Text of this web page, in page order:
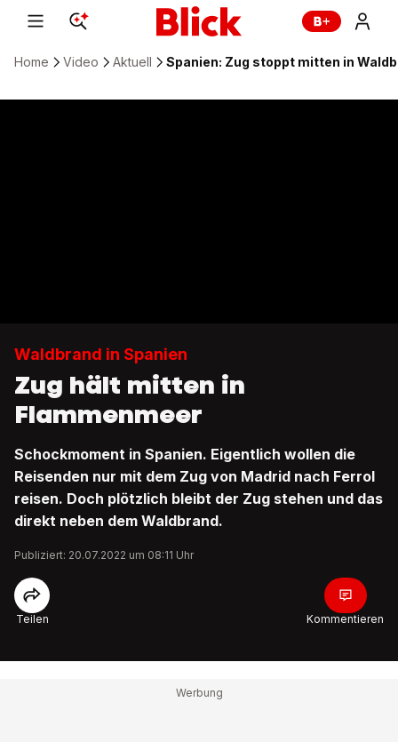
Home Video Aktuell Spanien: Zug stoppt mitten in
Waldbrand in Spanien
Zug hält mitten in
Flammenmeer
Schockmoment in Spanien. Eigentlich wollen die
Reisenden nur mit dem Zug von Madrid nach Ferrol
reisen. Doch plötzlich bleibt der Zug stehen und das
direkt neben dem Waldbrand.
Publiziert: 20.07.2022 um 08:11 Uhr
Teilen Kommentieren